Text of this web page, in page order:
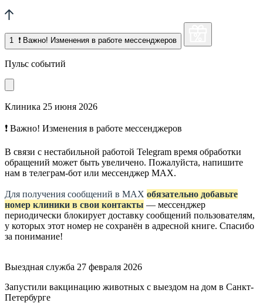
1 ❗ Важно! Изменения в работе мессенджеров
Пульс событий
Клиника 25 июня 2026
❗ Важно! Изменения в работе мессенджеров
В связи с нестабильной работой Telegram время обработки
обращений может быть увеличено. Пожалуйста, напишите
нам в телеграм-бот или мессенджер МАХ.
Для получения сообщений в МАХ обязательно добавьте
номер клиники в свои контакты — мессенджер
периодически блокирует доставку сообщений пользователям,
у которых этот номер не сохранён в адресной книге. Спасибо
за понимание!
Выездная служба 27 февраля 2026
Запустили вакцинацию животных с выездом на дом в Санкт-
Петербурге